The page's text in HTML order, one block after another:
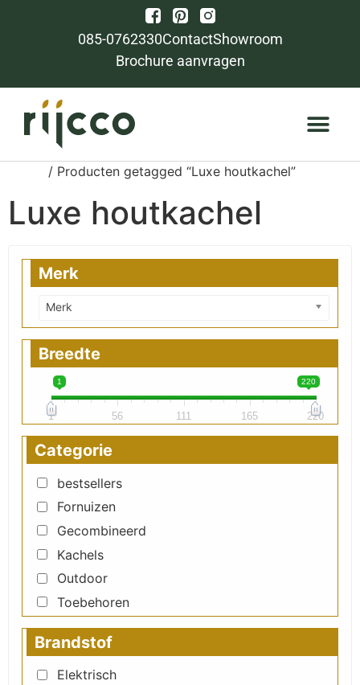
085-0762330ContactShowroom
Brochure aanvragen
/ Producten getagged “Luxe houtkachel”
Luxe houtkachel
Merk
Merk
Breedte
1 220
1 56 111 165 220
Categorie
bestsellers
Fornuizen
Gecombineerd
Kachels
Outdoor
Toebehoren
Brandstof
Elektrisch